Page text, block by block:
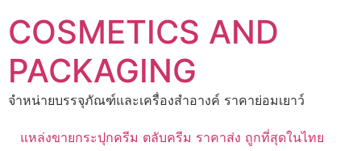
to
content
COSMETICS AND
PACKAGING
จำหน่ายบรรจุภัณฑ์และเครื่องสำอางค์ ราคาย่อมเยาว์
แหล่งขายกระปุกครีม ตลับครีม ราคาส่ง ถูกที่สุดในไทย